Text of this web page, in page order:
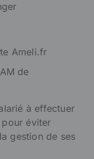
Ameli.fr
de
à effectuer
éviter
gestion de ses